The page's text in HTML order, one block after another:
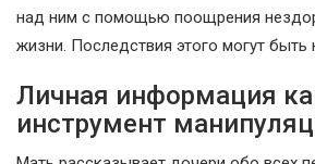
над ним с помощью поощрения
жизни. Последствия этого могут
Личная информация
инструмент